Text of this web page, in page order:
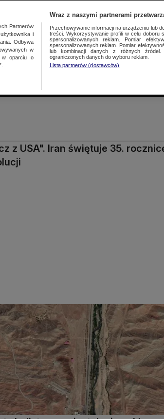
z USA". Iran świętuje 35.
Partnerów
i
Odbywa
w
w oparciu o
Wraz z naszymi partnerami
Przechowywanie informacji na urządzeniu lub
treści. Wykorzystywanie profili w celu doboru
spersonalizowanych reklam. Pomiar
spersonalizowanych reklam. Pomiar
lub kombinacji danych z różnych źródeł.
ograniczonych danych do wyboru reklam.
Lista partnerów (dostawców)